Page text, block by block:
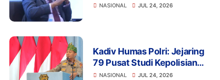
Disalahgunakan untuk
NASIONAL JUL 24, 2026
Kadiv Humas Polri: Jejaring
79 Pusat Studi Kepolisian
Perkuat Transformasi Polri
NASIONAL JUL 24, 2026